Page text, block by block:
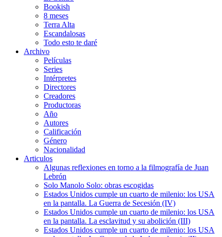
Bookish
8 meses
Terra Alta
Escandalosas
Todo esto te daré
Archivo
Películas
Series
Intérpretes
Directores
Creadores
Productoras
Año
Autores
Calificación
Género
Nacionalidad
Articulos
Algunas reflexiones en torno a la filmografía de Juan
Lebrón
Solo Manolo Solo: obras escogidas
Estados Unidos cumple un cuarto de milenio: los USA
en la pantalla. La Guerra de Secesión (IV)
Estados Unidos cumple un cuarto de milenio: los USA
en la pantalla. La esclavitud y su abolición (III)
Estados Unidos cumple un cuarto de milenio: los USA